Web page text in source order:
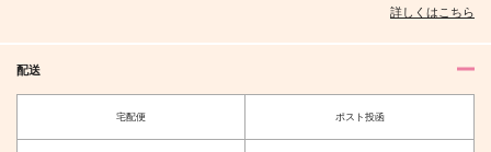
詳しくはこちら
配送
宅配便 ポスト投函